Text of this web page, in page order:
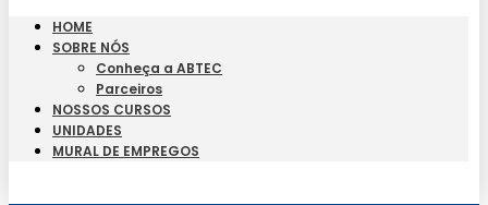
HOME
SOBRE NÓS
Conheça a ABTEC
Parceiros
NOSSOS CURSOS
UNIDADES
MURAL DE EMPREGOS